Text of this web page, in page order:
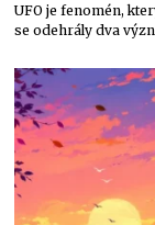
UFO je fenomén,
se odehrály dva